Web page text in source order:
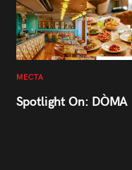
МЕСТА
Spotlight On: DÒMA